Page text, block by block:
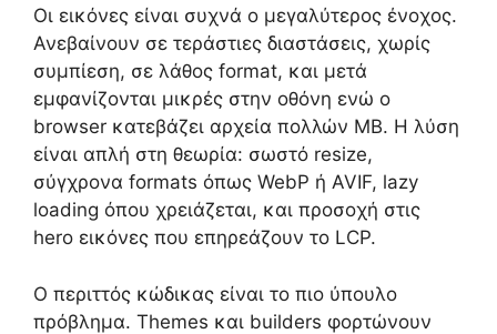
Οι εικόνες είναι συχνά ο μεγαλύτερος ένοχος.
Ανεβαίνουν σε τεράστιες διαστάσεις, χωρίς
συμπίεση, σε λάθος format, και μετά
εμφανίζονται μικρές στην οθόνη ενώ ο
browser κατεβάζει αρχεία πολλών MB. Η λύση
είναι απλή στη θεωρία: σωστό resize,
σύγχρονα formats όπως WebP ή AVIF, lazy
loading όπου χρειάζεται, και προσοχή στις
hero εικόνες που επηρεάζουν το LCP.
Ο περιττός κώδικας είναι το πιο ύπουλο
πρόβλημα. Themes και builders φορτώνουν